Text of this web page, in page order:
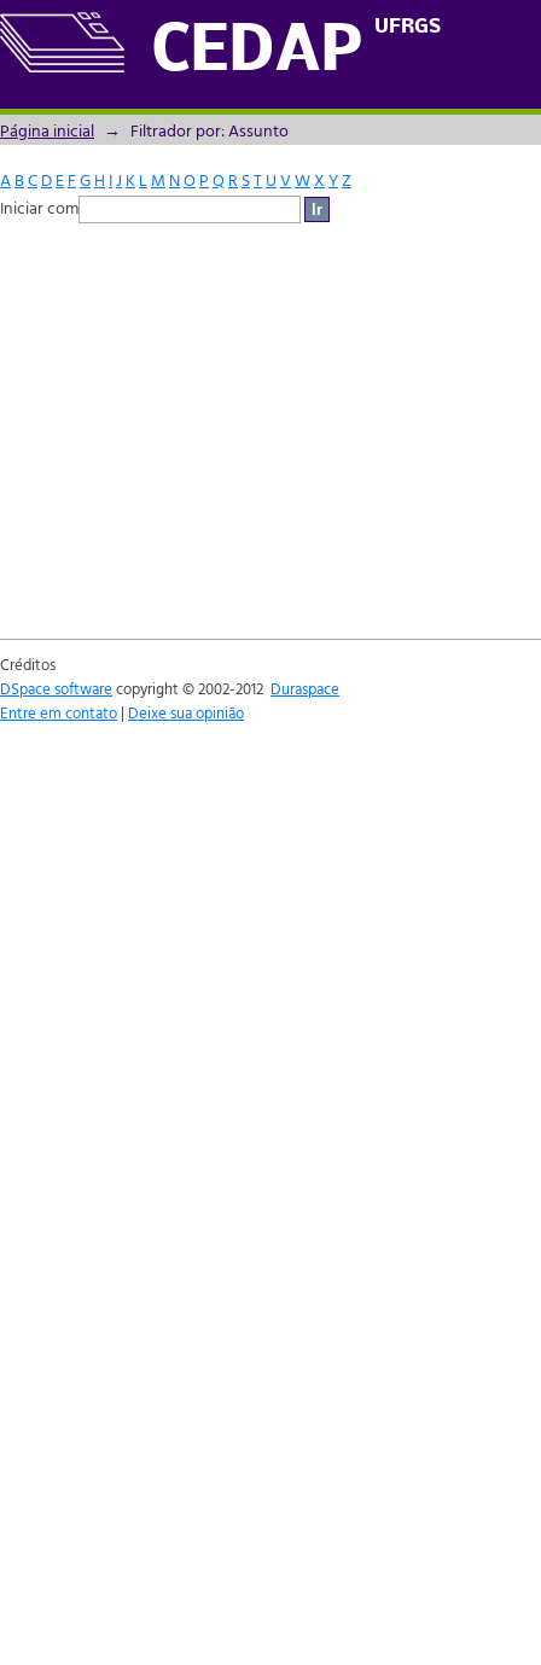
CEDAP UFRGS
Filtrador por: Assunto
Página inicial → Filtrador por: Assunto
ABCDEFGH IJ KLM NOPQRSTUVWXYZ
Iniciar com
Créditos
DSpace softwarecopyright © 2002-2012 Duraspace
Entre em contato | Deixe sua opinião